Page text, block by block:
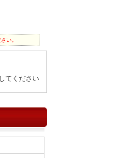
い。
てください